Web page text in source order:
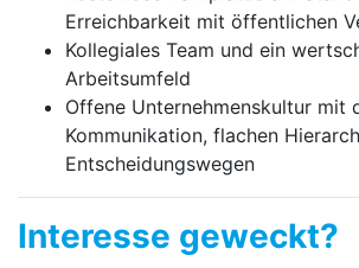
Erreichbarkeit mit öffentlichen
Kollegiales Team und ein
Arbeitsumfeld
Offene Unternehmenskultur mit
Kommunikation, flachen
Entscheidungswegen
Interesse geweckt?